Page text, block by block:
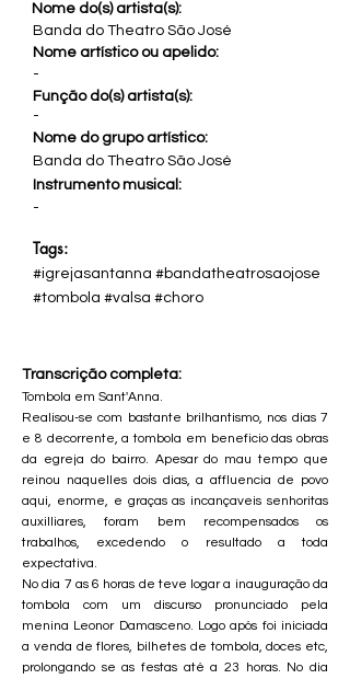
Nome do(s) artista(s):
Banda do Theatro São José
Nome artístico ou apelido:
-
Função do(s) artista(s):
-
Nome do grupo artístico:
Banda do Theatro São José
Instrumento musical:
-
Tags:
#igrejasantanna #bandatheatrosaojose
#tombola #valsa #choro
Transcrição completa:
Tombola em Sant'Anna.
Realisou-se com bastante brilhantismo, nos dias 7
e 8 decorrente, a tombola em beneficio das obras
da egreja do bairro. Apesar do mau tempo que
reinou naquelles dois dias, a affluencia de povo
aqui, enorme, e graças as incançaveis senhoritas
auxilliares, foram bem recompensados os
trabalhos, excedendo o resultado a toda
expectativa.
No dia 7 as 6 horas de teve logar a inauguração da
tombola com um discurso pronunciado pela
menina Leonor Damasceno. Logo após foi iniciada
a venda de flores, bilhetes de tombola, doces etc,
prolongando se as festas até a 23 horas. No dia